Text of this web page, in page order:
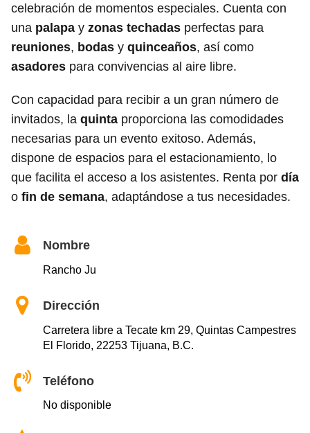
celebración de momentos especiales. Cuenta con
una palapa y zonas techadas perfectas para
reuniones, bodas y quinceaños, así como
asadores para convivencias al aire libre.
Con capacidad para recibir a un gran número de
invitados, la quinta proporciona las comodidades
necesarias para un evento exitoso. Además,
dispone de espacios para el estacionamiento, lo
que facilita el acceso a los asistentes. Renta por día
o fin de semana, adaptándose a tus necesidades.
Nombre
Rancho Ju
Dirección
Carretera libre a Tecate km 29, Quintas Campestres
El Florido, 22253 Tijuana, B.C.
Teléfono
No disponible